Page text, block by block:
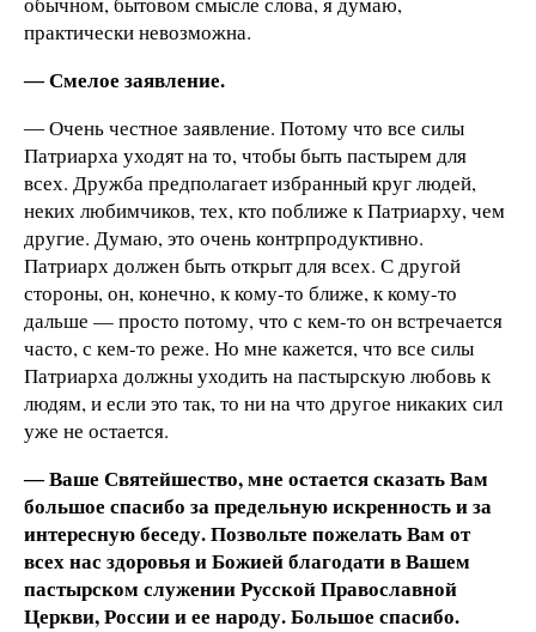
практически невозможна.
― Смелое заявление.
― Очень честное заявление. Потому что все силы
Патриарха уходят на то, чтобы быть пастырем для
всех. Дружба предполагает избранный круг людей,
неких любимчиков, тех, кто поближе к Патриарху, чем
другие. Думаю, это очень контрпродуктивно.
Патриарх должен быть открыт для всех. С другой
стороны, он, конечно, к кому-то ближе, к кому-то
дальше — просто потому, что с кем-то он встречается
часто, с кем-то реже. Но мне кажется, что все силы
Патриарха должны уходить на пастырскую любовь к
людям, и если это так, то ни на что другое никаких сил
уже не остается.
― Ваше Святейшество, мне остается сказать Вам
большое спасибо за предельную искренность и за
интересную беседу. Позвольте пожелать Вам от
всех нас здоровья и Божией благодати в Вашем
пастырском служении Русской Православной
Церкви, России и ее народу. Большое спасибо.